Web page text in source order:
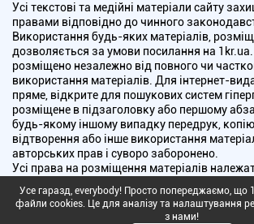
Усі текстові та медійні матеріали сайту
правами відповідно до чинного
Використання будь-яких матеріалів,
дозволяється за умови посилання на
розміщено незалежно від повного чи
використання матеріалів. Для інтернет-
пряме, відкрите для пошукових систем
розміщене в підзаголовку або першому
будь-якому іншому випадку передрук,
відтворення або інше використання
авторських прав і суворо заборонено.
Усі права на розміщення матеріалів
"Перший Криворізький". Медіа
радою України з питань телебачення і
Усе гаразд, everybody! Просто попереджаємо, що
файли cookies. Це для аналізу та налаштування
з нами!